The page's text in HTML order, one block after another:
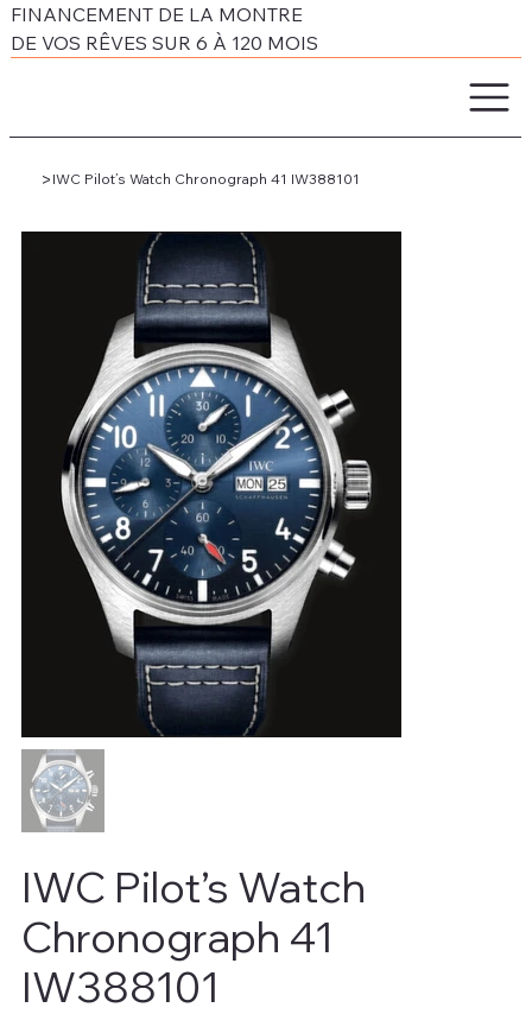
FINANCEMENT DE LA MONTRE
DE VOS RÊVES SUR 6 À 120 MOIS
> IWC Pilot’s Watch Chronograph 41 IW388101
IWC Pilot’s Watch
Chronograph 41
IW388101